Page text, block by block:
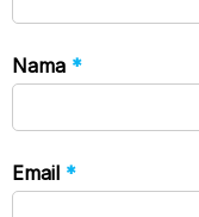
Nama *
Email *